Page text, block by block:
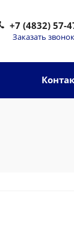
+7 (4832) 57-
Заказать звонок